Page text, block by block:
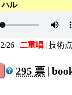
ハル
26 | 二重唱 | 技術
295 票